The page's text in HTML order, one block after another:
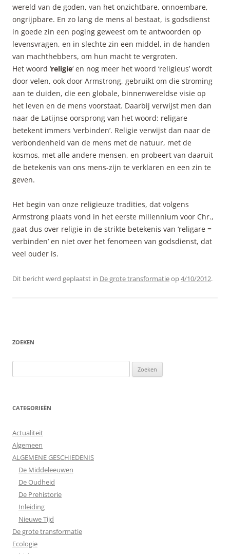
wereld van de goden, van het onzichtbare, onnoembare,
ongrijpbare. En zo lang de mens al bestaat, is godsdienst
in goede zin een poging geweest om te antwoorden op
levensvragen, en in slechte zin een middel, in de handen
van machthebbers, om hun macht te vergroten.
Het woord ‘religie‘ en nog meer het woord ‘religieus’ wordt
door velen, ook door Armstrong, gebruikt om die stroming
aan te duiden, die een globale, binnenwereldse visie op
het leven en de mens voorstaat. Daarbij verwijst men dan
naar de Latijnse oorsprong van het woord: religare
betekent immers ‘verbinden’. Religie verwijst dan naar de
verbondenheid van de mens met de natuur, met de
kosmos, met alle andere mensen, en probeert van daaruit
de betekenis van ons mens-zijn te verklaren en een zin te
geven.
Het begin van onze religieuze tradities, dat volgens
Armstrong plaats vond in het eerste millennium voor Chr.,
gaat dus over religie in de strikte betekenis van ‘religare =
verbinden’ en niet over het fenomeen van godsdienst, dat
veel ouder is.
Dit bericht werd geplaatst in De grote transformatieop4/10/2012.
ZOEKEN
naar:
CATEGORIEËN
Actualiteit
Algemeen
ALGEMENE GESCHIEDENIS
De Middeleeuwen
De Oudheid
De Prehistorie
Inleiding
Nieuwe Tijd
De grote transformatie
Ecologie